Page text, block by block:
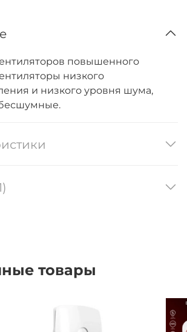
повышенного
низкого
и низкого уровня шума,
товары